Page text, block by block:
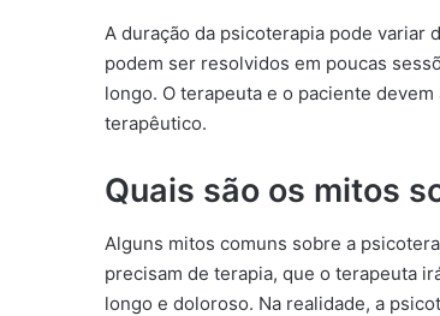
A duração da psicoterapia pode variar
podem ser resolvidos em poucas
longo. O terapeuta e o paciente
terapêutico.
Quais são os mitos
Alguns mitos comuns sobre a
precisam de terapia, que o terapeuta
longo e doloroso. Na realidade, a